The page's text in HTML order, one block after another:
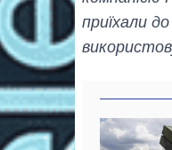
приїхали